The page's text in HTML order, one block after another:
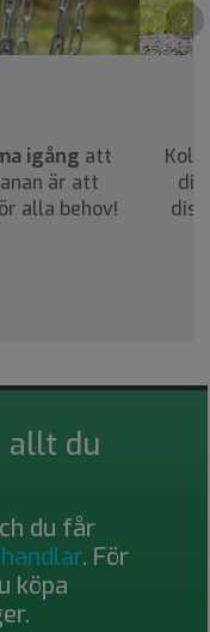
›
igång att
är att
alla behov!
allt du
du får
. För
köpa